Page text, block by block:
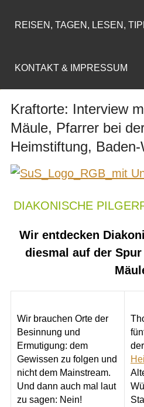
REISEN, TAGEN, LESEN,
KONTAKT & IMPRESSUM
Kraftorte: Interview
Mäule, Pfarrer bei
Heimstiftung,
DIAKONISCHE
Wir entdecken
diesmal auf der
Wir brauchen Orte der
Besinnung und
Ermutigung: dem
Gewissen zu folgen und
nicht dem Mainstream.
Und dann auch mal laut
zu sagen: Nein!
der